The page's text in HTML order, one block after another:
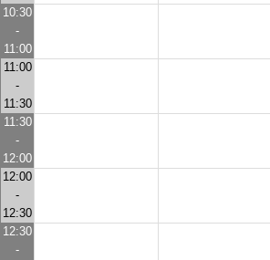
10:30
-
11:00
11:00
-
11:30
11:30
-
12:00
12:00
-
12:30
12:30
-